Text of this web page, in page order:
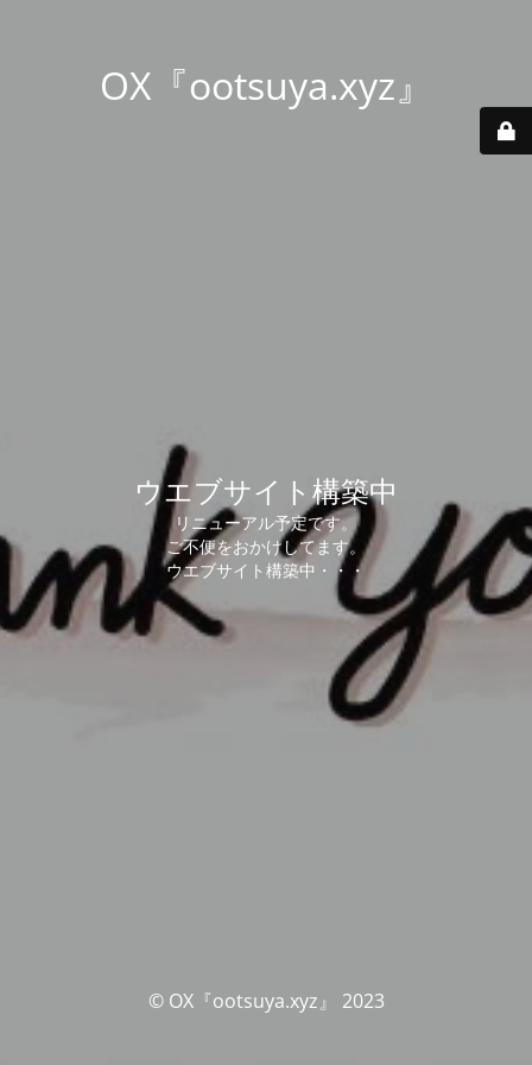
OX『ootsuya.xyz』
ウエブサイト構築中
リニューアル予定です。
ご不便をおかけしてます。
ウエブサイト構築中・・・
© OX『ootsuya.xyz』 2023